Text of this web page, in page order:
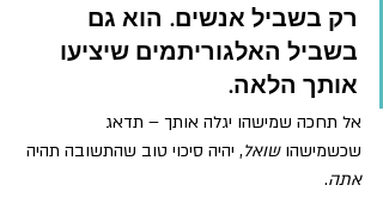
רק בשביל אנשים. הוא גם
בשביל האלגוריתמים שיציעו
אותך הלאה.
אל תחכה שמישהו יגלה אותך – תדאג
שכשמישהו שואל, יהיה סיכוי טוב שהתשובה תהיה
אתה.